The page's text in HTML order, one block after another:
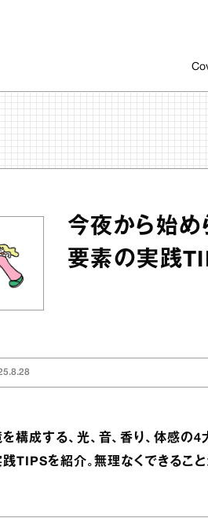
今夜から始め
要素の実践
構成する、光、音、香り、体感
TIPSを紹介。無理なくできること